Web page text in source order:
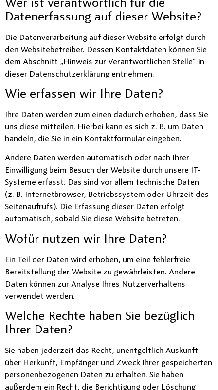
Wer ist verantwortlich für die
Datenerfassung auf dieser Website?
Die Datenverarbeitung auf dieser Website erfolgt durch
den Websitebetreiber. Dessen Kontaktdaten können Sie
dem Abschnitt „Hinweis zur Verantwortlichen Stelle“ in
dieser Datenschutzerklärung entnehmen.
Wie erfassen wir Ihre Daten?
Ihre Daten werden zum einen dadurch erhoben, dass Sie
uns diese mitteilen. Hierbei kann es sich z. B. um Daten
handeln, die Sie in ein Kontaktformular eingeben.
Andere Daten werden automatisch oder nach Ihrer
Einwilligung beim Besuch der Website durch unsere IT-
Systeme erfasst. Das sind vor allem technische Daten
(z. B. Internetbrowser, Betriebssystem oder Uhrzeit des
Seitenaufrufs). Die Erfassung dieser Daten erfolgt
automatisch, sobald Sie diese Website betreten.
Wofür nutzen wir Ihre Daten?
Ein Teil der Daten wird erhoben, um eine fehlerfreie
Bereitstellung der Website zu gewährleisten. Andere
Daten können zur Analyse Ihres Nutzerverhaltens
verwendet werden.
Welche Rechte haben Sie bezüglich
Ihrer Daten?
Sie haben jederzeit das Recht, unentgeltlich Auskunft
über Herkunft, Empfänger und Zweck Ihrer gespeicherten
personenbezogenen Daten zu erhalten. Sie haben
außerdem ein Recht, die Berichtigung oder Löschung